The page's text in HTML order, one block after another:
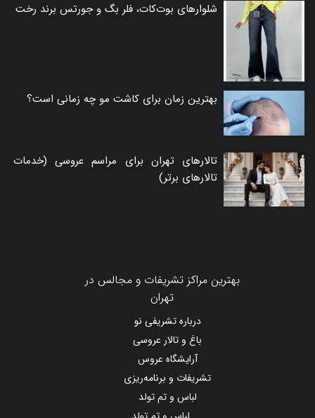
شلوارهای بوت‌کات، فلر بگ و جورتس برند رخت
بهترین زمان برای کاشت مو چه زمانی است؟
تالارهای تهران برای مراسم عروسی (خدمات
تالارهای برتر)
بهترین مراکز تشریفات و مجالس در
تهران
درباره تشریفی نو
باغ و تالار عروسی
آرایشگاه عروس
تشریفات و برنامه‌ریزی
لباس و تم تولد